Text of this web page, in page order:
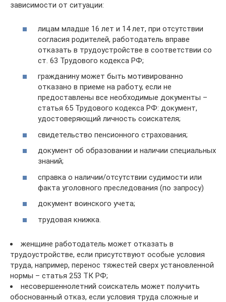
зависимости от ситуации:
лицам младше 16 лет и 14 лет, при отсутствии
согласия родителей, работодатель вправе
отказать в трудоустройстве в соответствии со
ст. 63 Трудового кодекса РФ;
гражданину может быть мотивированно
отказано в приеме на работу, если не
предоставлены все необходимые документы –
статья 65 Трудового кодекса РФ: документ,
удостоверяющий личность соискателя;
свидетельство пенсионного страхования;
документ об образовании и наличии специальных
знаний;
справка о наличии/отсутствии судимости или
факта уголовного преследования (по запросу)
документ воинского учета;
трудовая книжка.
женщине работодатель может отказать в
трудоустройстве, если присутствуют особые условия
труда, например, перенос тяжестей сверх установленной
нормы – статья 253 ТК РФ;
несовершеннолетний соискатель может получить
обоснованный отказ, если условия труда сложные и